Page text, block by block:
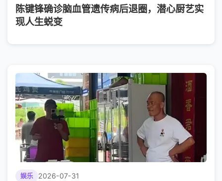
陈键锋确诊脑血管遗传病后退圈，潜心厨艺实
现人生蜕变
娱乐 2026-07-31